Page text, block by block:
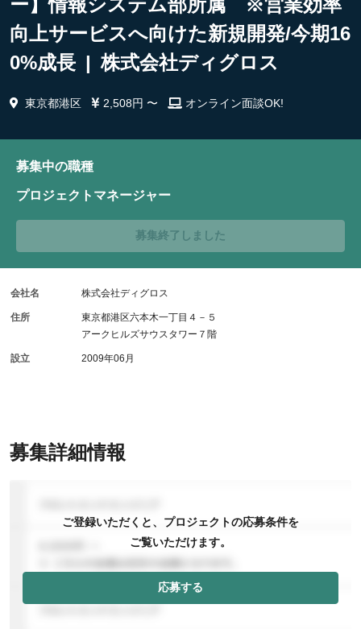
向上サービスへ向けた新規開発/今期16
0%成長 | 株式会社ディグロス
東京都港区 2,508円 〜 オンライン面談OK!
募集詳細情報
ご登録いただくと、プロジェクトの応募条件を
ご覧いただけます。
応募する
募集中の職種
プロジェクトマネージャー
募集終了しました
会社名 株式会社ディグロス
住所
東京都港区六本木一丁目４－５
アークヒルズサウスタワー７階
設立 2009年06月